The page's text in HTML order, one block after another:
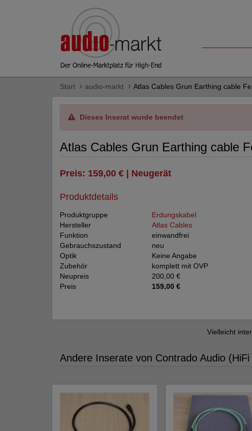
Start audio-markt Atlas Cables Grun Earthing cable
Dieses Inserat wurde beendet
Atlas Cables Grun Earthing cable
Preis: 159,00 € | Neugerät
Produktdetails
Produktgruppe
Erdungskabel
Hersteller
Atlas Cables
Funktion
einwandfrei
Gebrauchszustand
neu
Optik
Keine Angabe
Zubehör
komplett mit OVP
Neupreis
200,00 €
Preis
159,00 €
Vielleicht
Andere Inserate von Contrado Audio